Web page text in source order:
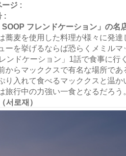
ージ :
:
SOOP フレンドケーション」の名
蕎麦を使用した料理が様々に発
ーを挙げるならば恐らくメミル
ンドケーション」1話で食事に行
からマッククスで有名な場所で
り入れて食べるマッククスと温
旅行中の力強い一食となるだろう
서로재）